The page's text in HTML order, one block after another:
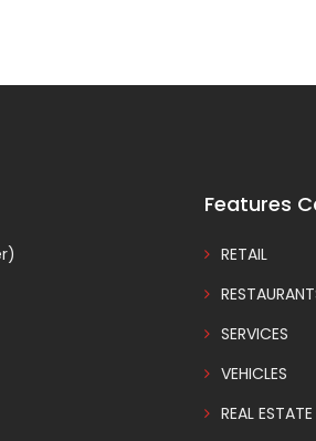
Features
RETAIL
SERVICES
VEHICLES
REAL ESTATE